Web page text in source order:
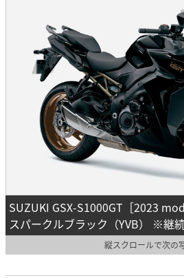
SUZUKI GSX-S1000GT［2023
スパークルブラック（YVB） ※継
縦スクロールで次の